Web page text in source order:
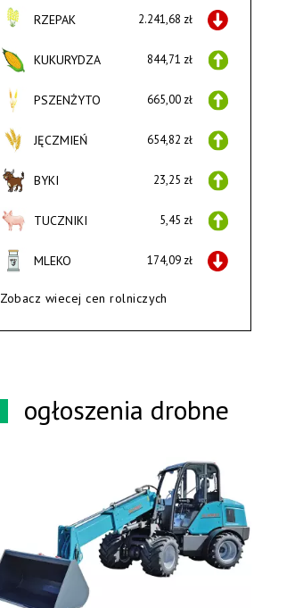
RZEPAK 2.241,68 zł
KUKURYDZA 844,71 zł
PSZENŻYTO 665,00 zł
JĘCZMIEŃ 654,82 zł
BYKI 23,25 zł
TUCZNIKI 5,45 zł
MLEKO 174,09 zł
Zobacz wiecej cen rolniczych
ogłoszenia drobne